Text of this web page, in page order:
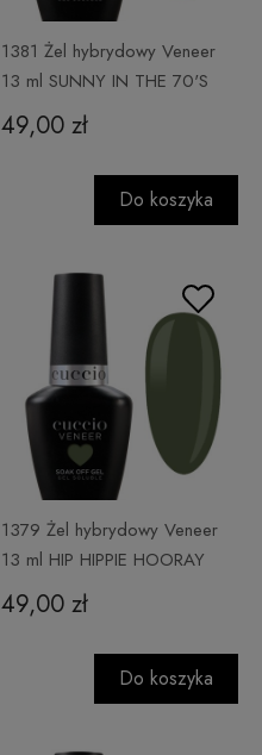
1381 Żel hybrydowy Veneer
13 ml SUNNY IN THE 70'S
49,00 zł
Do koszyka
1379 Żel hybrydowy Veneer
13 ml HIP HIPPIE HOORAY
49,00 zł
Do koszyka